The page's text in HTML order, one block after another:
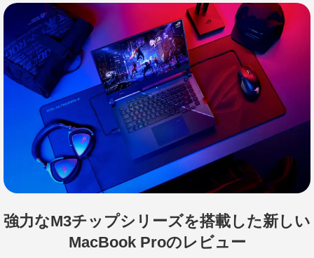
強力なM3チップシリーズを搭載した新しい
MacBook Proのレビュー